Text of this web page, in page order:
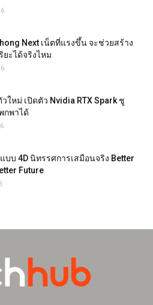
Next เน็ตที่แรงขึ้น จะช่วยสร้าง
ยะได้จริงไหม
ใหม่ เปิดตัว Nvidia RTX Spark ชู
กพาได้
บบ 4D นิทรรศการเสมือนจริง Better
Future